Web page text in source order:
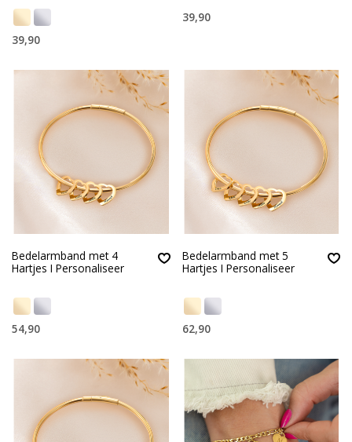
39,90
39,90
Bedelarmband met 4
Hartjes I Personaliseer
54,90
Bedelarmband met 5
Hartjes I Personaliseer
62,90